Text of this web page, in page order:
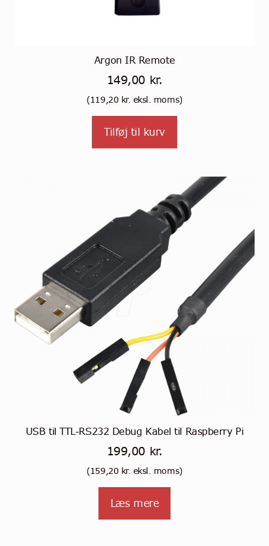
Argon IR Remote
149,00 kr.
(119,20 kr. eksl. moms)
Tilføj til kurv
USB til TTL-RS232 Debug Kabel til Raspberry Pi
199,00 kr.
(159,20 kr. eksl. moms)
Læs mere